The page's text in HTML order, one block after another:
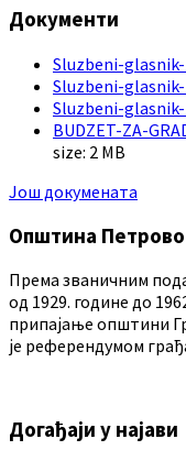
Документи
Sluzbeni-
Sluzbeni-
Sluzbeni-
BUDZET-ZA-
size: 2 MB
Још докумената
Општина Петрово
Према званичним
од 1929. године до
припајање општини
је референдумом
Догађаји у најави